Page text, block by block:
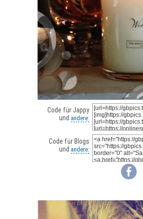
Code für Jappy
und andere:
Code für Blogs
und andere: